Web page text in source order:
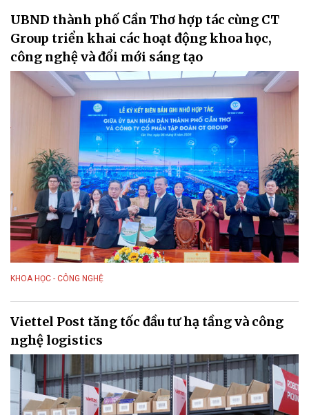
UBND thành phố Cần Thơ hợp tác cùng CT
Group triển khai các hoạt động khoa học,
công nghệ và đổi mới sáng tạo
KHOA HỌC - CÔNG NGHỆ
Viettel Post tăng tốc đầu tư hạ tầng và công
nghệ logistics